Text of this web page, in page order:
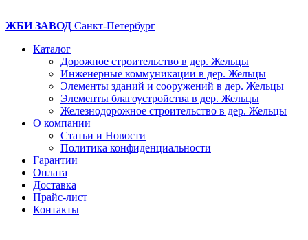
ЖБИ ЗАВОД Санкт-Петербург
Каталог
Дорожное строительство в дер. Жельцы
Инженерные коммуникации в дер. Жельцы
Элементы зданий и сооружений в дер. Жельцы
Элементы благоустройства в дер. Жельцы
Железнодорожное строительство в дер. Жельцы
О компании
Статьи и Новости
Политика конфиденциальности
Гарантии
Оплата
Доставка
Прайс-лист
Контакты